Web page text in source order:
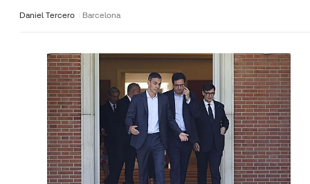
Daniel Tercero Barcelona